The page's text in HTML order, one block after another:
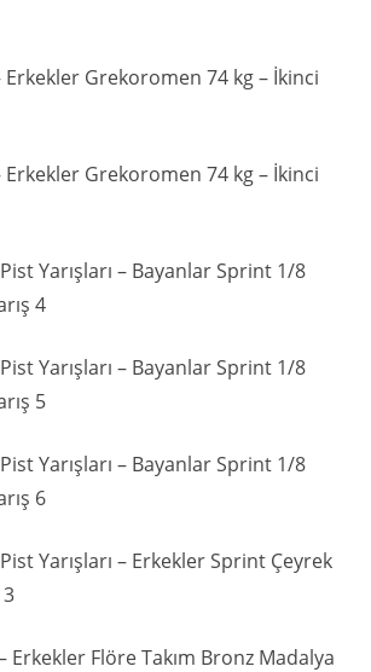
Erkekler Grekoromen 74 kg – İkinci
Erkekler Grekoromen 74 kg – İkinci
Yarışları – Bayanlar Sprint 1/8
4
Yarışları – Bayanlar Sprint 1/8
5
Yarışları – Bayanlar Sprint 1/8
6
Yarışları – Erkekler Sprint Çeyrek
Erkekler Flöre Takım Bronz Madalya